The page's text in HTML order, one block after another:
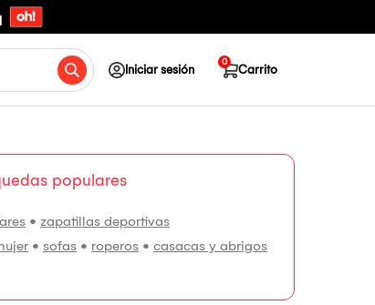
Iniciar sesión Carrito
0
populares
• zapatillas deportivas
• sofas • roperos • casacas y abrigos